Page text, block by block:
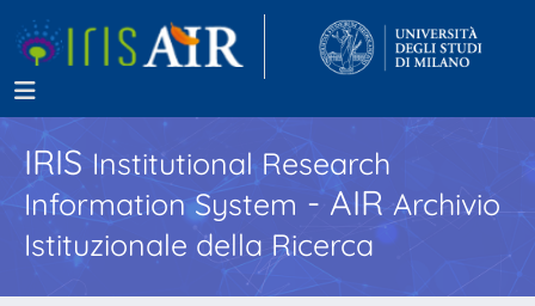
IRISInstitutional Research
Information System - AIR Archivio
Istituzionale della Ricerca